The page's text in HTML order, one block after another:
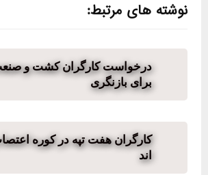
نوشته های مرتبط:
درخواست کارگران کشت و
برای بازنگری
کارگران هفت تپه در کوره
اند